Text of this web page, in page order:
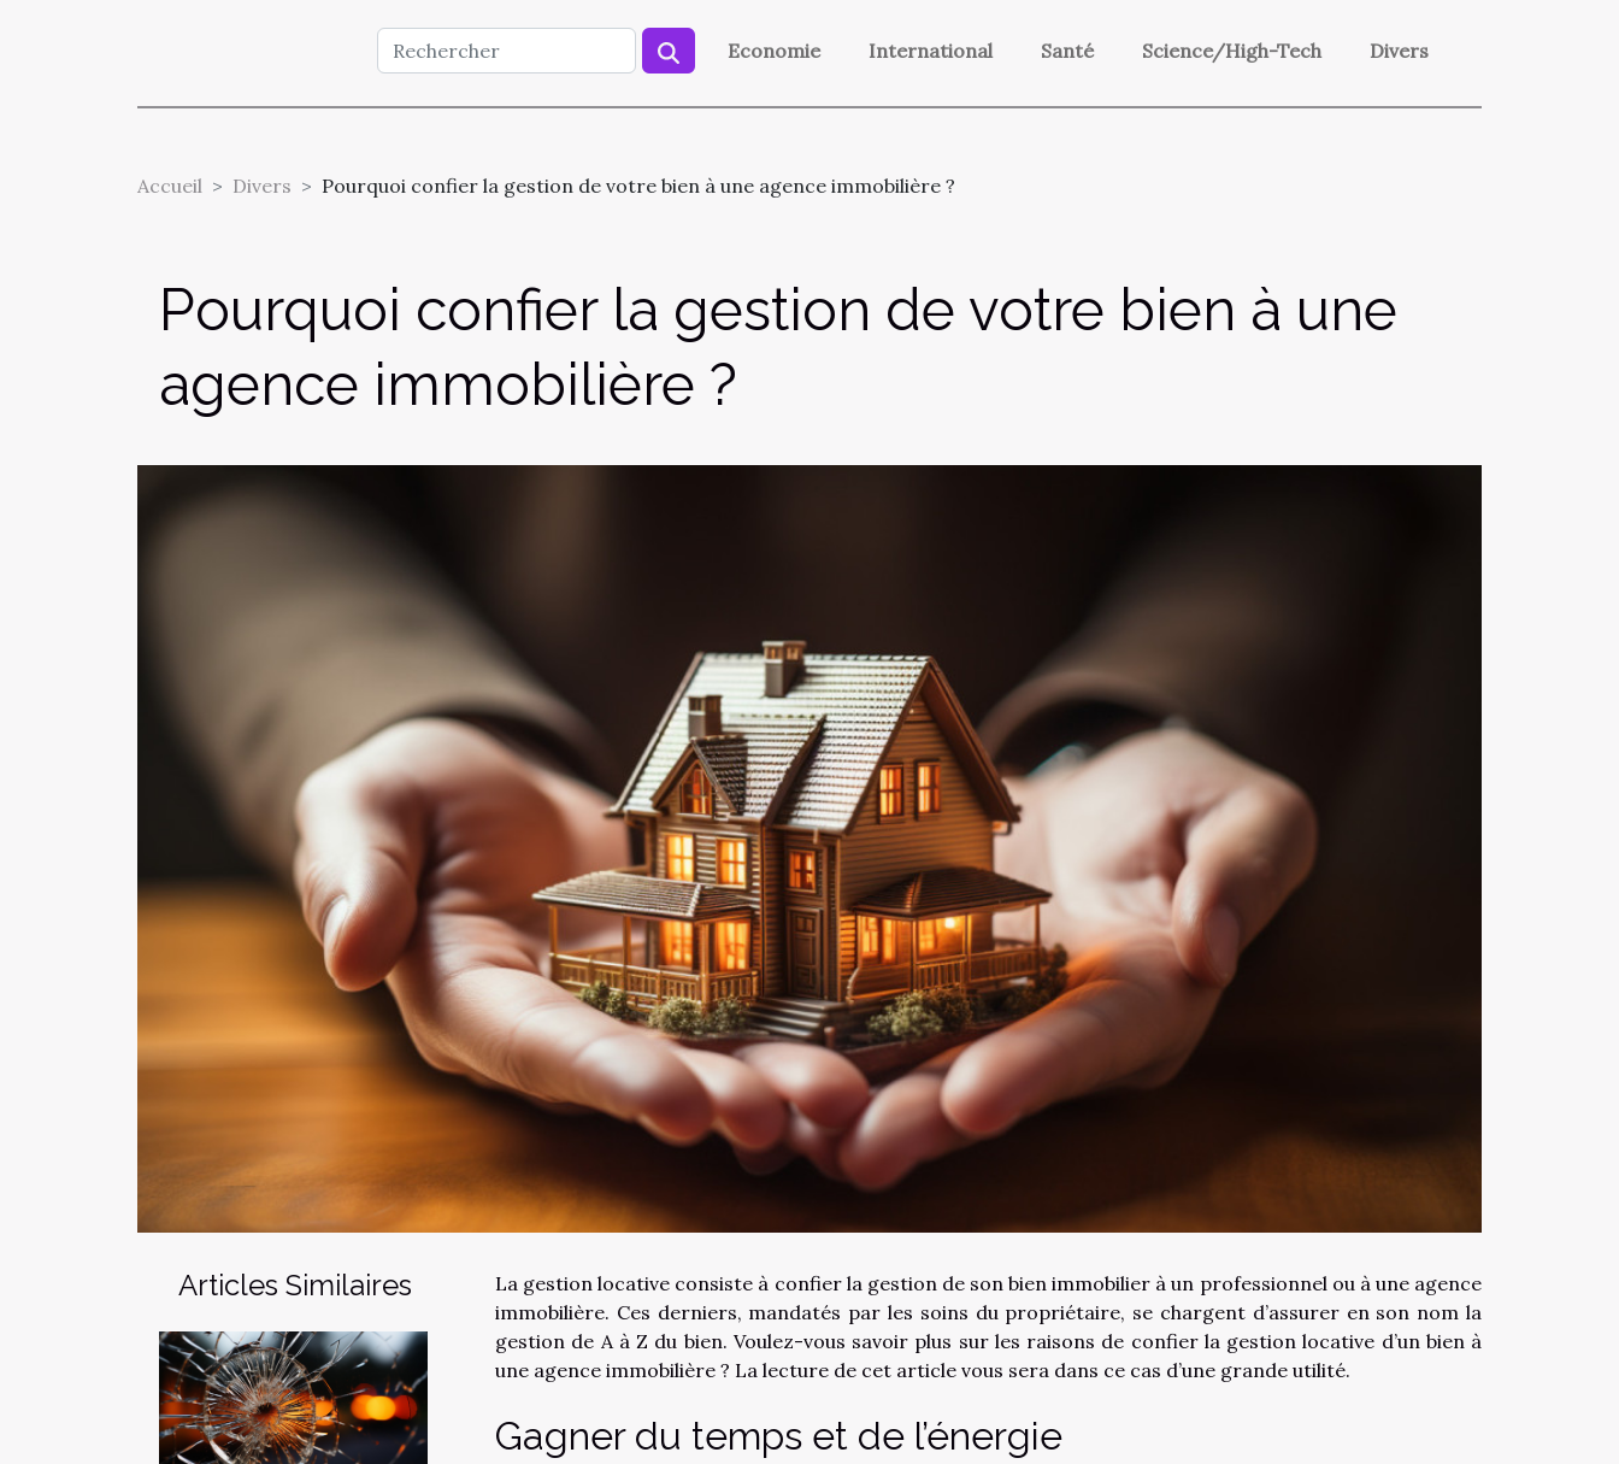
Economie International Santé Science/High-Tech Divers
Accueil Divers Pourquoi confier la gestion de votre bien à une agence immobilière ?
Pourquoi confier la gestion de votre bien à une
agence immobilière ?
Articles Similaires
La gestion locative consiste à confier la gestion de son bien immobilier à un professionnel ou à une agence
immobilière. Ces derniers, mandatés par les soins du propriétaire, se chargent d’assurer en son nom la
gestion de A à Z du bien. Voulez-vous savoir plus sur les raisons de confier la gestion locative d’un bien à
une agence immobilière ? La lecture de cet article vous sera dans ce cas d’une grande utilité.
Gagner du temps et de l’énergie